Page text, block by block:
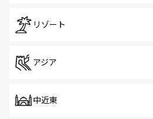
リゾート
アジア
中近東